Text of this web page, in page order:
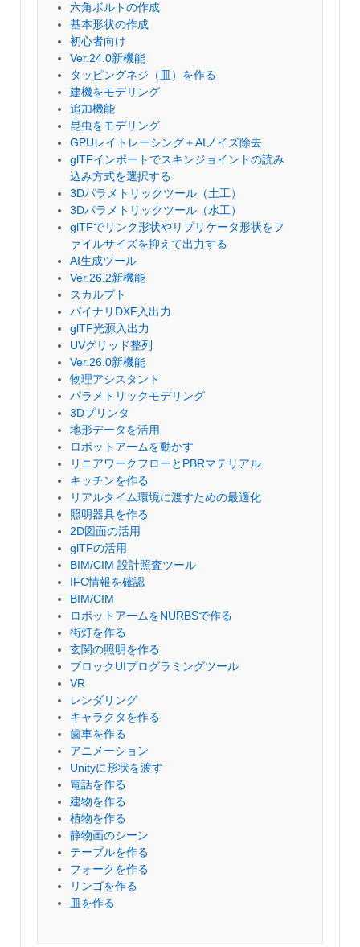
六角ボルトの作成
基本形状の作成
初心者向け
Ver.24.0新機能
タッピングネジ（皿）を作る
建機をモデリング
追加機能
昆虫をモデリング
GPUレイトレーシング＋AIノイズ除去
glTFインポートでスキンジョイントの読み
込み方式を選択する
3Dパラメトリックツール（土工）
3Dパラメトリックツール（水工）
glTFでリンク形状やリプリケータ形状をフ
ァイルサイズを抑えて出力する
AI生成ツール
Ver.26.2新機能
スカルプト
バイナリDXF入出力
glTF光源入出力
UVグリッド整列
Ver.26.0新機能
物理アシスタント
パラメトリックモデリング
3Dプリンタ
地形データを活用
ロボットアームを動かす
リニアワークフローとPBRマテリアル
キッチンを作る
リアルタイム環境に渡すための最適化
照明器具を作る
2D図面の活用
glTFの活用
BIM/CIM 設計照査ツール
IFC情報を確認
BIM/CIM
ロボットアームをNURBSで作る
街灯を作る
玄関の照明を作る
ブロックUIプログラミングツール
VR
レンダリング
キャラクタを作る
歯車を作る
アニメーション
Unityに形状を渡す
電話を作る
建物を作る
植物を作る
静物画のシーン
テーブルを作る
フォークを作る
リンゴを作る
皿を作る